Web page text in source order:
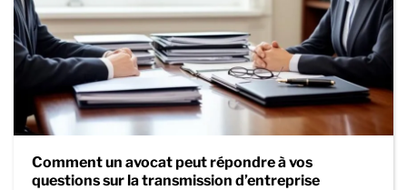
Comment un avocat peut répondre à vos
questions sur la transmission d’entreprise